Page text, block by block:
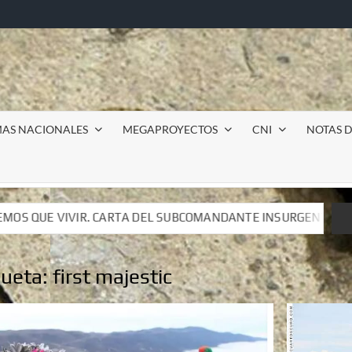
NACIONALES MEGAPROYECTOS CNI NOTAS
INSURGENTE MOISÉS A LUIS DE TAVIRA
INSURGENTE MOISÉS A LUIS DE TAVIRA
first majestic